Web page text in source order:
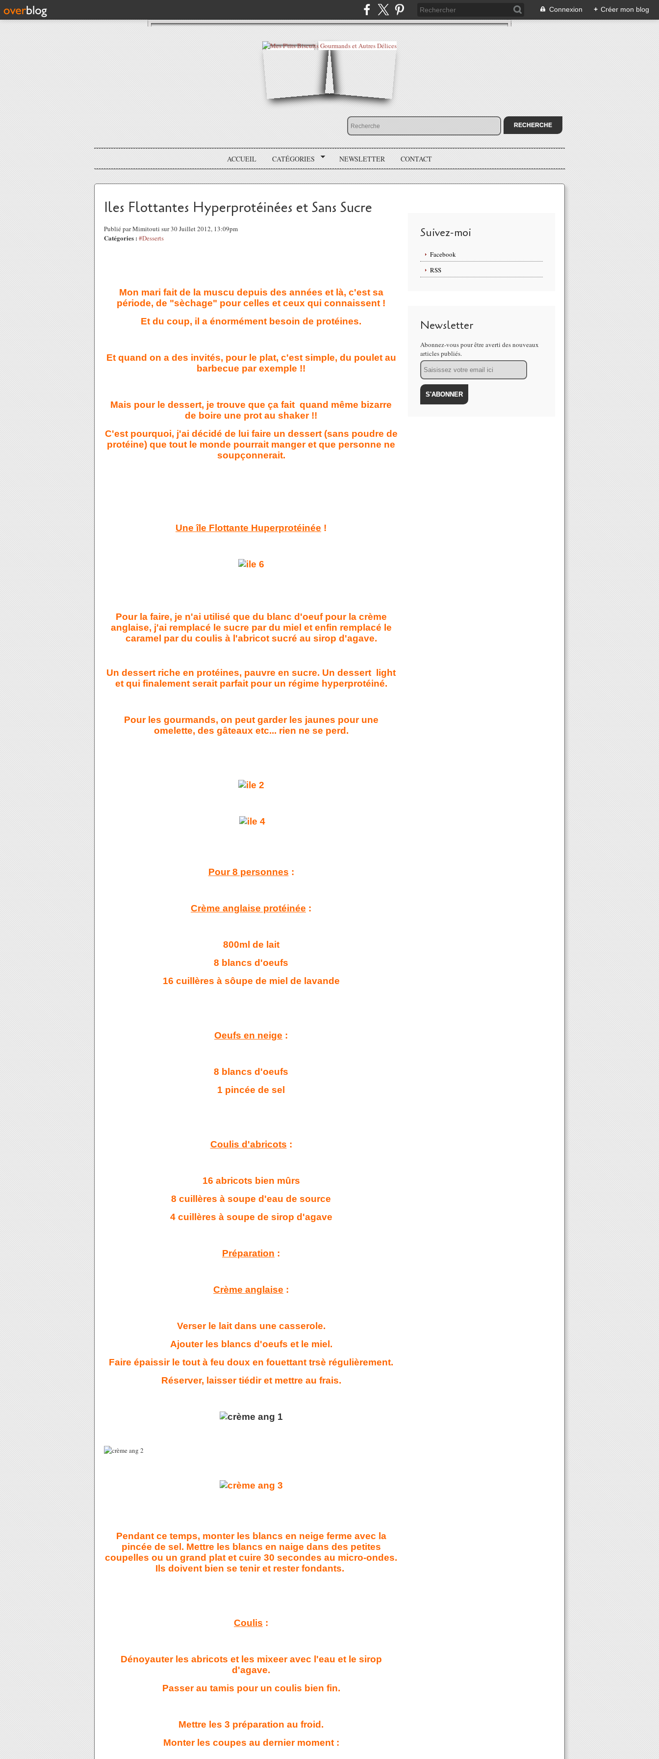
Connexion + Créer mon blog
ACCUEIL CATÉGORIES NEWSLETTER CONTACT
Iles Flottantes Hyperprotéinées et Sans Sucre
Publié par Mimitouti sur 30 Juillet 2012, 13:09pm
Catégories : #Desserts
Mon mari fait de la muscu depuis des années et là, c'est sa
période, de "sèchage" pour celles et ceux qui connaissent !
Et du coup, il a énormément besoin de protéines.
Et quand on a des invités, pour le plat, c'est simple, du poulet au
barbecue par exemple !!
Mais pour le dessert, je trouve que ça fait quand même bizarre
de boire une prot au shaker !!
C'est pourquoi, j'ai décidé de lui faire un dessert (sans poudre de
protéine) que tout le monde pourrait manger et que personne ne
soupçonnerait.
Une île Flottante Huperprotéinée !
Pour la faire, je n'ai utilisé que du blanc d'oeuf pour la crème
anglaise, j'ai remplacé le sucre par du miel et enfin remplacé le
caramel par du coulis à l'abricot sucré au sirop d'agave.
Un dessert riche en protéines, pauvre en sucre. Un dessert light
et qui finalement serait parfait pour un régime hyperprotéiné.
Pour les gourmands, on peut garder les jaunes pour une
omelette, des gâteaux etc... rien ne se perd.
Pour 8 personnes :
Crème anglaise protéinée :
800ml de lait
8 blancs d'oeufs
16 cuillères à sôupe de miel de lavande
Oeufs en neige :
8 blancs d'oeufs
1 pincée de sel
Coulis d'abricots :
16 abricots bien mûrs
8 cuillères à soupe d'eau de source
4 cuillères à soupe de sirop d'agave
Préparation :
Crème anglaise :
Verser le lait dans une casserole.
Ajouter les blancs d'oeufs et le miel.
Faire épaissir le tout à feu doux en fouettant trsè régulièrement.
Réserver, laisser tiédir et mettre au frais.
Pendant ce temps, monter les blancs en neige ferme avec la
pincée de sel. Mettre les blancs en naige dans des petites
coupelles ou un grand plat et cuire 30 secondes au micro-ondes.
Ils doivent bien se tenir et rester fondants.
Coulis :
Dénoyauter les abricots et les mixeer avec l'eau et le sirop
d'agave.
Passer au tamis pour un coulis bien fin.
Mettre les 3 préparation au froid.
Monter les coupes au dernier moment :
Suivez-moi
Facebook
RSS
Newsletter
Abonnez-vous pour être averti des nouveaux
articles publiés.
Email